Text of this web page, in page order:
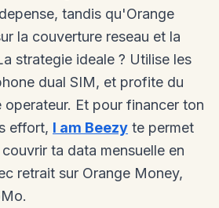
tandis qu'Orange
la couverture reseau et la
strategie ideale ? Utilise les
dual SIM, et profite du
operateur. Et pour financer ton
effort, I am Beezy te permet
ta data mensuelle en
retrait sur Orange Money,